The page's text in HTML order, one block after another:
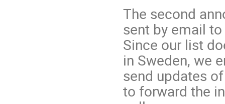
The second
sent by email
Since our list
in Sweden, we
send updates
to forward the